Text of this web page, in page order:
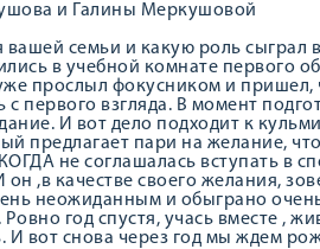
и Галины Меркушовой
вашей семьи и какую роль сыграл
в учебной комнате первого
прослыл фокусником и
с первого взгляда. В момент
И вот дело подходит к
предлагает пари на желание,
не соглашалась вступать в
,в качестве своего желания,
неожиданным и обыграно
год спустя, учась вместе ,
вот снова через год мы ждем